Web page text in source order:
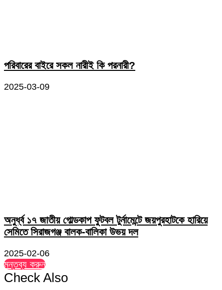
পরিবারের বাইরে সকল নারীই কি পরনারী?
2025-03-09
অনুর্ধ্ব ১৭ জাতীয় গোল্ডকাপ ফুটবল টুর্নামেন্টে জয়পুরহাটকে হারিয়ে
সেমিতে সিরাজগঞ্জ বালক-বালিকা উভয় দল
2025-02-06
মন্তব্য করুন
Check Also